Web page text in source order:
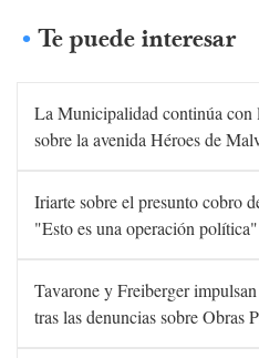
Te puede interesar
La Municipalidad continúa con
sobre la avenida Héroes de
Iriarte sobre el presunto cobro
"Esto es una operación política"
Tavarone y Freiberger
tras las denuncias sobre Obras